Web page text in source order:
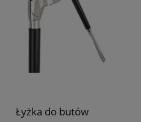
Łyżka do butów